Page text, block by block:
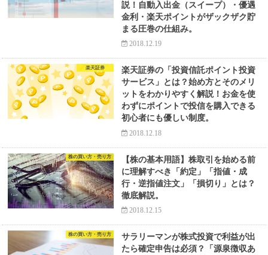
説！自動入出金（スイープ）・優遇
金利・楽天ポイントがザックザク貯
まる圧巻の仕組み。
2018.12.19
楽天証券
楽天証券の「投資信託ポイント投資
サービス」とは？始め方とそのメリ
ットをわかりやすく解説！お金を使
わずにポイントで投信を購入できる
初心者にも優しい制度。
2018.12.18
株の買い方・売り方
【株の基本用語】株取引を始める前
に理解すべき「約定」「指値・成
行・逆指値注文」「損切り」とは？
徹底解説。
2018.12.15
株の買い方・売り方
サラリーマンが株式投資で利益が出
たら確定申告は必須？「源泉徴収あ